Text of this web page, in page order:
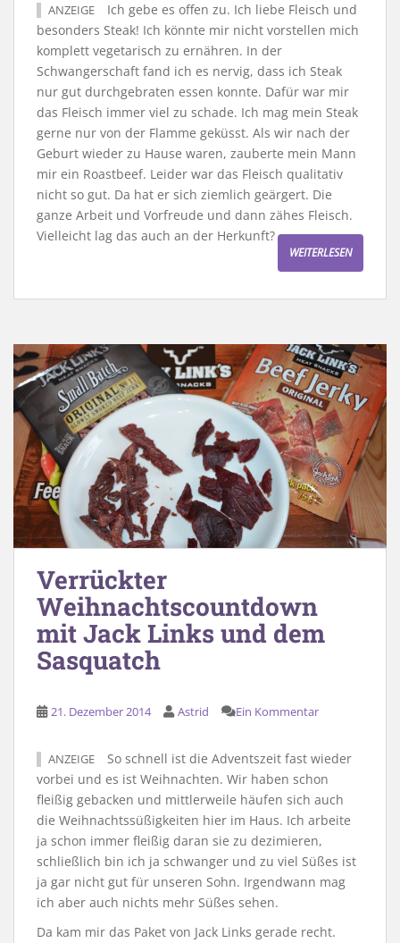
ANZEIGE
Ich gebe es offen zu. Ich liebe Fleisch und
besonders Steak! Ich könnte mir nicht vorstellen mich
komplett vegetarisch zu ernähren. In der
Schwangerschaft fand ich es nervig, dass ich Steak
nur gut durchgebraten essen konnte. Dafür war mir
das Fleisch immer viel zu schade. Ich mag mein Steak
gerne nur von der Flamme geküsst. Als wir nach der
Geburt wieder zu Hause waren, zauberte mein Mann
mir ein Roastbeef. Leider war das Fleisch qualitativ
nicht so gut. Da hat er sich ziemlich geärgert. Die
ganze Arbeit und Vorfreude und dann zähes Fleisch.
Vielleicht lag das auch an der Herkunft?
WEITERLESEN
Verrückter
Weihnachtscountdown
mit Jack Links und dem
Sasquatch
21. Dezember 2014 Astrid Ein Kommentar
ANZEIGE
So schnell ist die Adventszeit fast wieder
vorbei und es ist Weihnachten. Wir haben schon
fleißig gebacken und mittlerweile häufen sich auch
die Weihnachtssüßigkeiten hier im Haus. Ich arbeite
ja schon immer fleißig daran sie zu dezimieren,
schließlich bin ich ja schwanger und zu viel Süßes ist
ja gar nicht gut für unseren Sohn. Irgendwann mag
ich aber auch nichts mehr Süßes sehen.
Da kam mir das Paket von Jack Links gerade recht.